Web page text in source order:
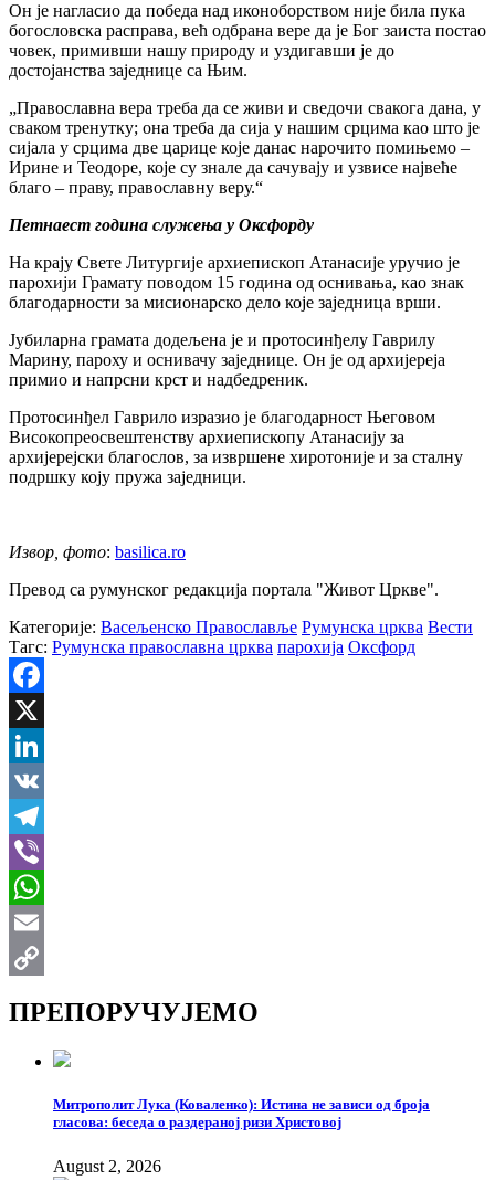
Он је нагласио да победа над иконоборством није била пука
богословска расправа, већ одбрана вере да је Бог заиста постао
човек, примивши нашу природу и уздигавши је до
достојанства заједнице са Њим.
„Православна вера треба да се живи и сведочи свакога дана, у
сваком тренутку; она треба да сија у нашим срцима као што је
сијала у срцима две царице које данас нарочито помињемо –
Ирине и Теодоре, које су знале да сачувају и узвисе највеће
благо – праву, православну веру.“
Петнаест година служења у Оксфорду
На крају Свете Литургије архиепископ Атанасије уручио је
парохији Грамату поводом 15 година од оснивања, као знак
благодарности за мисионарско дело које заједница врши.
Јубиларна грамата додељена је и протосинђелу Гаврилу
Марину, пароху и оснивачу заједнице. Он је од архијереја
примио и напрсни крст и надбедреник.
Протосинђел Гаврило изразио је благодарност Његовом
Високопреосвештенству архиепископу Атанасију за
архијерејски благослов, за извршене хиротоније и за сталну
подршку коју пружа заједници.
Извор, фото: basilica.ro
Превод са румунског редакција портала "Живот Цркве".
Категорије: Васељенско Православље Румунска црква Вести
Тагс: Румунска православна црква парохија Оксфорд
Facebook
X
LinkedIn
VK
Telegram
Viber
WhatsApp
Email
ПРЕПОРУЧУЈЕМО
Митрополит Лука (Коваленко): Истина не зависи од броја
гласова: беседа о раздераној ризи Христовој
August 2, 2026